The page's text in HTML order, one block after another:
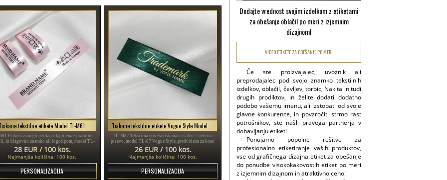
tekstilne etikete Model TL-M61
Etiketa za nego perila prilagojena z pralnimi
in blagovno znamko ali logotipom, model TL-
za katerikoli tekstilni izdelek, še posebej
kose oblačil.
28 EUR / 100 kos.
Najmanjša količina: 100 kos.
PERSONALIZACIJA
TL-M87 Tekstilna etiketa tiskana na saten s srebrno
pisavo, model TL-87 Vogue Style, predvidena za kose
oblačil, različna oblačila in dodatke.
26 EUR / 100 kos.
Najmanjša količina: 100 kos.
PERSONALIZACIJA
Dodajte vrednost svojim izdelkom z etiketami
za obešanje oblačil po meri z izjemnim
dizajnom!
VIDEO ETIKETE ZA OBEŠANJE PO MERI
Če ste proizvajalec, uvoznik ali
preprodajalec pod svojo znamko tekstilnih
izdelkov, oblačil, čevljev, torbic, Nakita in tudi
drugih prodiktov, in želite dodati dodatno
podobo vašemu imenu, ali izstopati od svoje
glavne konkurence, in povzročiti strmo rast
potrošnikov, ste našli pravega partnerja v
dobavljanju etiket!
Ponujamo popolne rešitve za
profesionalno etiketiranje vaših produktov,
vse od grafičnega dizajna etiket za obešanje
do ponudbe visokokakovostih etiket po meri
z izjemnim dizajnom in atraktivno ceno!